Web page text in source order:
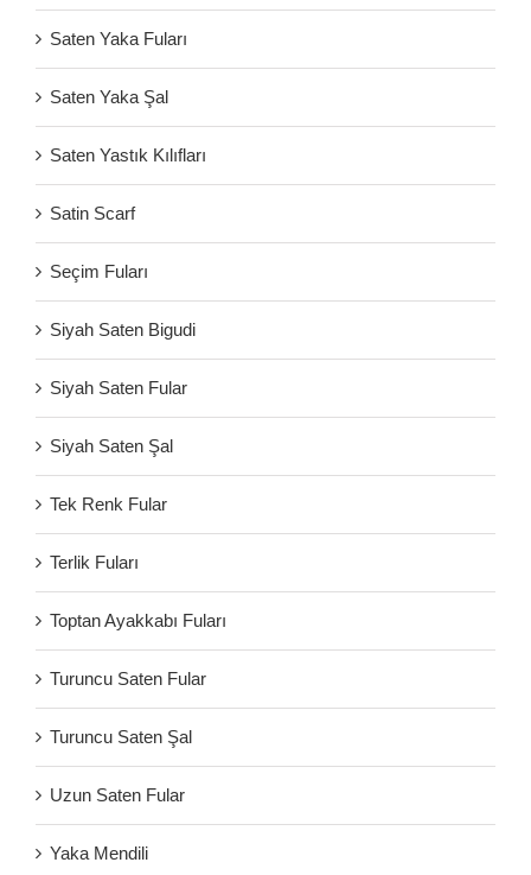
Saten Yaka Fuları
Saten Yaka Şal
Saten Yastık Kılıfları
Satin Scarf
Seçim Fuları
Siyah Saten Bigudi
Siyah Saten Fular
Siyah Saten Şal
Tek Renk Fular
Terlik Fuları
Toptan Ayakkabı Fuları
Turuncu Saten Fular
Turuncu Saten Şal
Uzun Saten Fular
Yaka Mendili